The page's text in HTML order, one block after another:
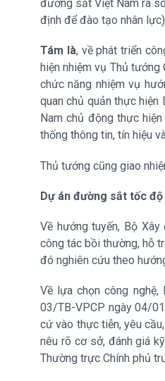
đường sắt Việt Nam rà
định để đào tạo nhân
Tám là, về phát triển
hiện nhiệm vụ Thủ
chức năng nhiệm vụ
quan chủ quản thực hiện
Nam chủ động thực
thống thông tin, tín hiệu
Thủ tướng cũng giao
Dự án đường sắt tốc
Về hướng tuyến, Bộ
công tác bồi thường, hỗ
đó nghiên cứu theo
Về lựa chọn công
03/TB-VPCP ngày 04/
cứ vào thực tiễn, yêu
nêu rõ cơ sở, đánh giá
Thường trực Chính phủ